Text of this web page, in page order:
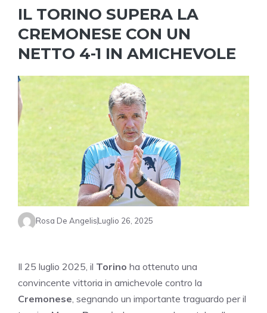
IL TORINO SUPERA LA
CREMONESE CON UN
NETTO 4-1 IN AMICHEVOLE
Rosa De AngelisLuglio 26, 2025
Il 25 luglio 2025, il Torino ha ottenuto una
convincente vittoria in amichevole contro la
Cremonese , segnando un importante traguardo per il